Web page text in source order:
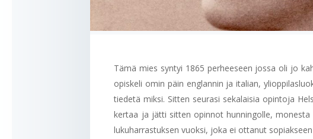
Tämä mies syntyi 1865 perheeseen jossa oli jo
opiskeli omin päin englannin ja italian,
tiedetä miksi. Sitten seurasi sekalaisia opintoja
kertaa ja jätti sitten opinnot hunningolle,
lukuharrastuksen vuoksi, joka ei ottanut